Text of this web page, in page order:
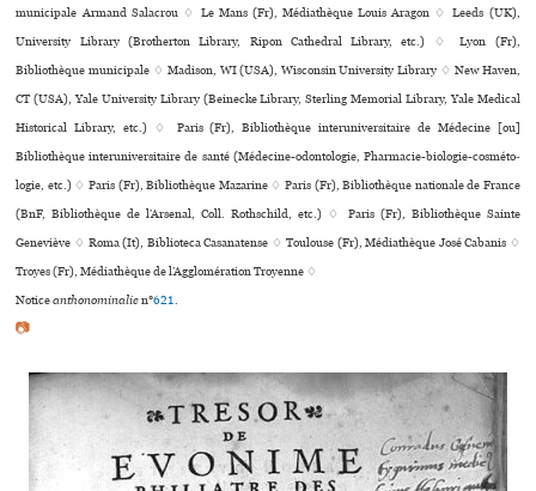
muni­ci­pale Armand Salacrou ♢ Le Mans (Fr), Médiathèque Louis Aragon ♢ Leeds (UK),
University Library (Brotherton Library, Ripon Cathedral Library, etc.) ♢ Lyon (Fr),
Bibliothèque muni­ci­pale ♢ Madison, WI (USA), Wisconsin University Library ♢ New Haven,
CT (USA), Yale University Library (Beinecke Library, Sterling Memorial Library, Yale Medical
Historical Library, etc.) ♢ Paris (Fr), Bibliothèque inte­ru­ni­ver­si­taire de Médecine [ou]
Bibliothèque inte­ru­ni­ver­si­taire de santé (Médecine-odon­to­lo­gie, Pharmacie-bio­lo­gie-cos­mé­to­
lo­gie, etc.) ♢ Paris (Fr), Bibliothèque Mazarine ♢ Paris (Fr), Bibliothèque nationale de France
(BnF, Bibliothèque de l’Arsenal, Coll. Rothschild, etc.) ♢ Paris (Fr), Bibliothèque Sainte
Geneviève ♢ Roma (It), Biblioteca Casanatense ♢ Toulouse (Fr), Médiathèque José Cabanis ♢
Troyes (Fr), Médiathèque de l’Agglomération Troyenne ♢
Noticeanthonominalien°621.
📷